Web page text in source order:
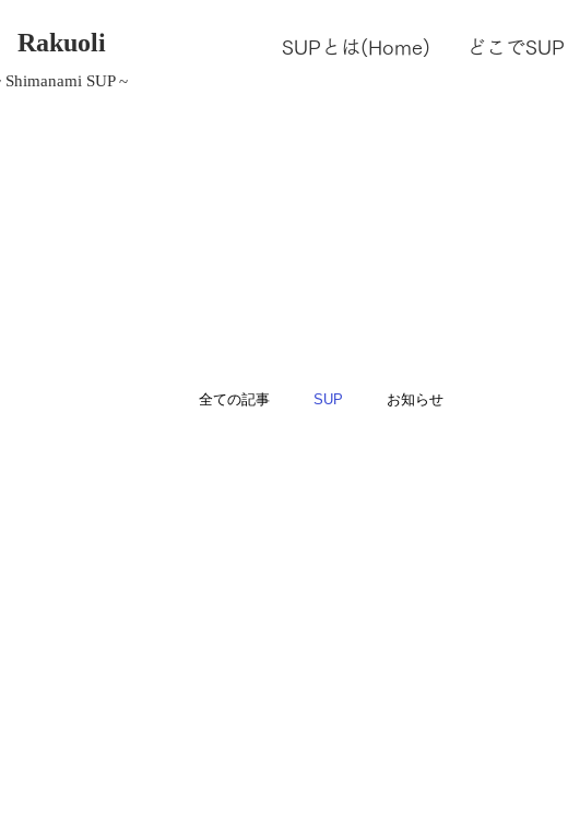
SUPとは(Home) どこでSUP
Rakuoli
Shimanami SUP ~
全ての記事 SUP お知らせ